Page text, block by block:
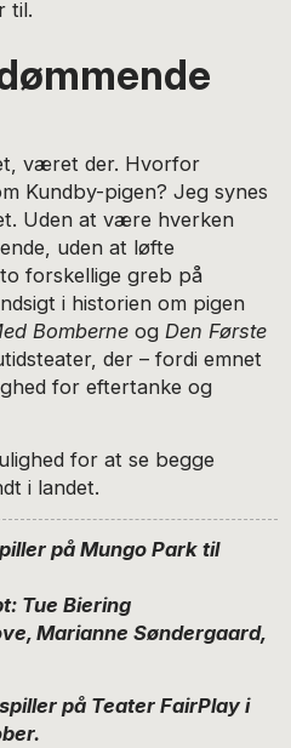
til.
været der. Hvorfor
Kundby-pigen? Jeg synes
Uden at være hverken
uden at løfte
forskellige greb på
i historien om pigen
Bomberne ogDen Første
der – fordi emnet
for eftertanke og
for at se begge
i landet.
på Mungo Park til
Tue Biering
Marianne Søndergaard,
på Teater FairPlay i